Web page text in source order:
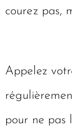
courez pas,
Appelez
pour ne pas